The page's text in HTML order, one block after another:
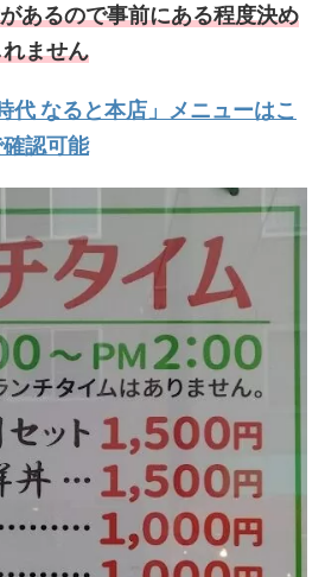
あるので事前にある程度決め
ません
なると本店」メニューはこ
認可能